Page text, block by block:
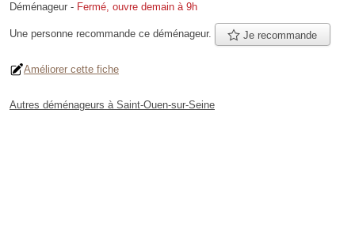
Déménageur - Fermé, ouvre demain à 9h
Une personne recommande ce déménageur. Je recommande
Améliorer cette fiche
Autres déménageurs à Saint-Ouen-sur-Seine